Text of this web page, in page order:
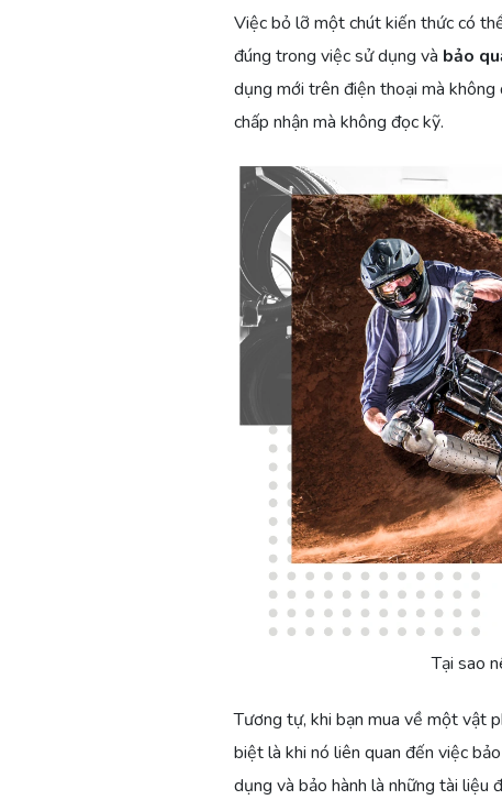
Việc bỏ lỡ một chút kiến thức có
đúng trong việc sử dụng và bảo
dụng mới trên điện thoại mà
chấp nhận mà không đọc kỹ.
Tại sao
Tương tự, khi bạn mua về một vật
biệt là khi nó liên quan đến việc
dụng và bảo hành là những tài liệu